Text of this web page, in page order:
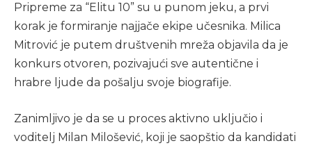
Pripreme za “Elitu 10” su u punom jeku, a prvi
korak je formiranje najjače ekipe učesnika. Milica
Mitrović je putem društvenih mreža objavila da je
konkurs otvoren, pozivajući sve autentične i
hrabre ljude da pošalju svoje biografije.
Zanimljivo je da se u proces aktivno uključio i
voditelj Milan Milošević, koji je saopštio da kandidati